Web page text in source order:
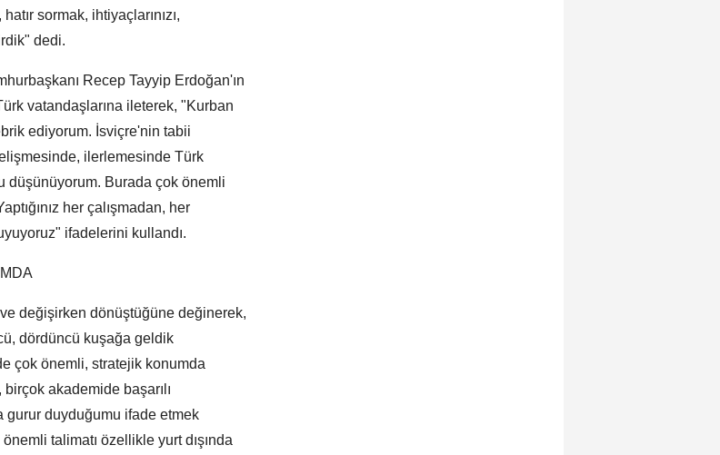
sormak, ihtiyaçlarınızı,
dedi.
Recep Tayyip Erdoğan'ın
vatandaşlarına ileterek, "Kurban
ediyorum. İsviçre'nin tabii
ilerlemesinde Türk
düşünüyorum. Burada çok önemli
her çalışmadan, her
ifadelerini kullandı.
değişirken dönüştüğüne değinerek,
dördüncü kuşağa geldik
çok önemli, stratejik konumda
akademide başarılı
gurur duyduğumu ifade etmek
talimatı özellikle yurt dışında